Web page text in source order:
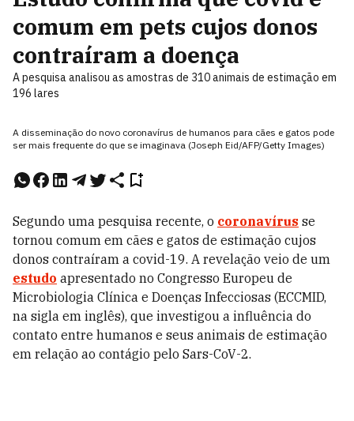
comum em pets cujos donos
contraíram a doença
A pesquisa analisou as amostras de 310 animais de estimação em
196 lares
A disseminação do novo coronavírus de humanos para cães e gatos pode
ser mais frequente do que se imaginava (Joseph Eid/AFP/Getty Images)
Segundo uma pesquisa recente, o coronavírus se
tornou comum em cães e gatos de estimação cujos
donos contraíram a covid-19. A revelação veio de um
estudo apresentado no Congresso Europeu de
Microbiologia Clínica e Doenças Infecciosas (ECCMID,
na sigla em inglês), que investigou a influência do
contato entre humanos e seus animais de estimação
em relação ao contágio pelo Sars-CoV-2.